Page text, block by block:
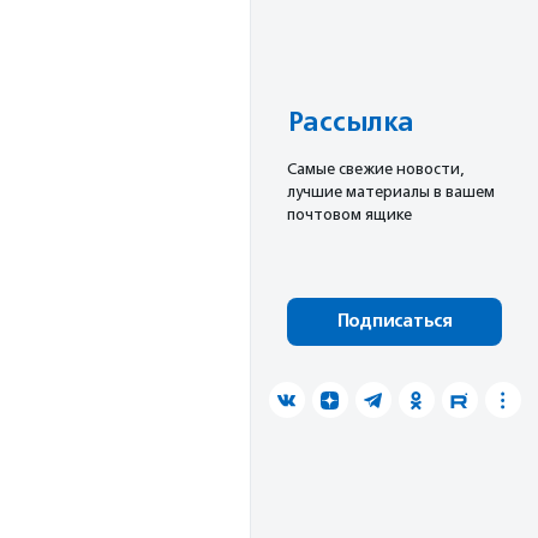
Рассылка
Cамые свежие новости,
лучшие материалы в вашем
почтовом ящике
Подписаться